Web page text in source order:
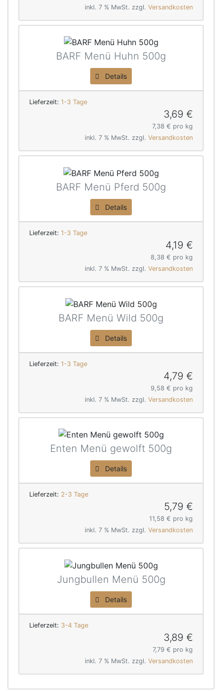
inkl. 7 % MwSt. zzgl. Versandkosten
BARF Menü Huhn 500g
Details
Lieferzeit: 1-3 Tage
3,69 €
7,38 € pro kg
inkl. 7 % MwSt. zzgl. Versandkosten
BARF Menü Pferd 500g
Details
Lieferzeit: 1-3 Tage
4,19 €
8,38 € pro kg
inkl. 7 % MwSt. zzgl. Versandkosten
BARF Menü Wild 500g
Details
Lieferzeit: 1-3 Tage
4,79 €
9,58 € pro kg
inkl. 7 % MwSt. zzgl. Versandkosten
Enten Menü gewolft 500g
Details
Lieferzeit: 2-3 Tage
5,79 €
11,58 € pro kg
inkl. 7 % MwSt. zzgl. Versandkosten
Jungbullen Menü 500g
Details
Lieferzeit: 3-4 Tage
3,89 €
7,79 € pro kg
inkl. 7 % MwSt. zzgl. Versandkosten